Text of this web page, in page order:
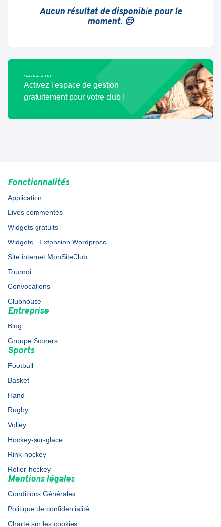
Aucun résultat de disponible pour le
moment. 😔
Bénévole de ce club ?
Activez l'espace de gestion
gratuitement pour votre club !
Fonctionnalités
Application
Lives commentés
Widgets gratuits
Widgets - Extension Wordpress
Site internet MonSiteClub
Tournoi
Convocations
Clubhouse
Entreprise
Blog
Groupe Scorers
Sports
Football
Basket
Hand
Rugby
Volley
Hockey-sur-glace
Rink-hockey
Roller-hockey
Mentions légales
Conditions Générales
Politique de confidentialité
Charte sur les cookies